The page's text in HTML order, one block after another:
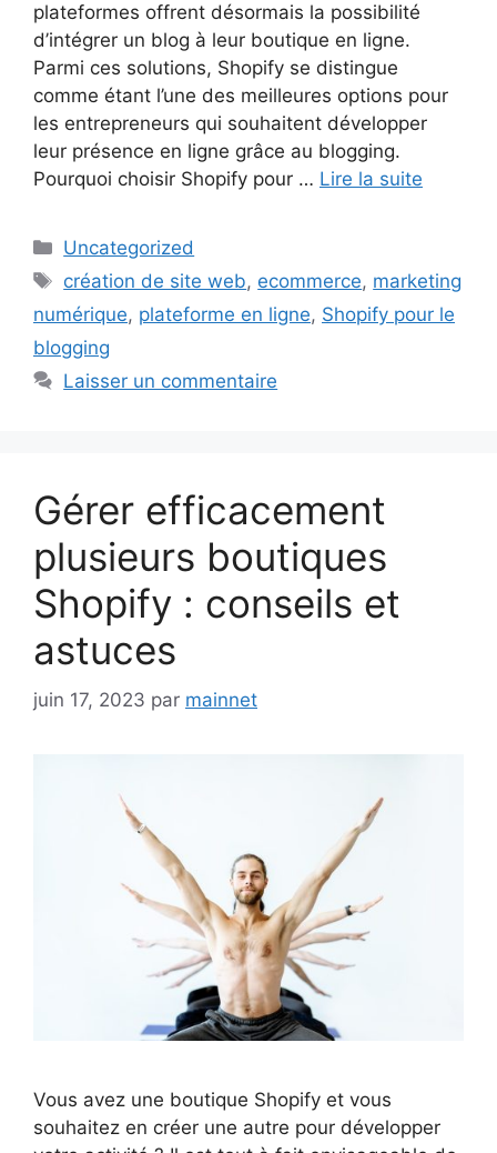
plateformes offrent désormais la possibilité
d’intégrer un blog à leur boutique en ligne.
Parmi ces solutions, Shopify se distingue
comme étant l’une des meilleures options pour
les entrepreneurs qui souhaitent développer
leur présence en ligne grâce au blogging.
Pourquoi choisir Shopify pour … Lire la suite
Catégories
Uncategorized
Étiquettes
création de site web, ecommerce, marketing
numérique, plateforme en ligne, Shopify pour le
blogging
Laisser un commentaire
Gérer efficacement
plusieurs boutiques
Shopify : conseils et
astuces
juin 17, 2023 par mainnet
Vous avez une boutique Shopify et vous
souhaitez en créer une autre pour développer